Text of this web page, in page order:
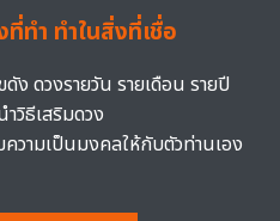
ทำ ทำในสิ่งที่เชื่อ
ง ดวงรายวัน รายเดือน รายปี
วิธีเสริมดวง
วามเป็นมงคลให้กับตัวท่านเอง